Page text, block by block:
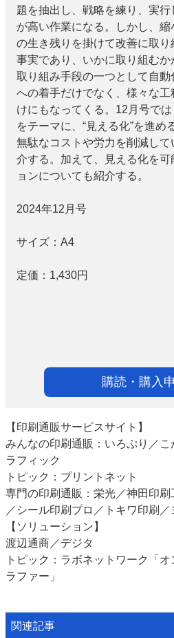
題を抽出し、戦略を練り、実
が高い作業になる。しかし、
の生き残りを掛けて改善に取
事実であり、いかに取り組む
取り組み手段の一つとして自
への着手だけでなく、様々な
けにもなってくる。12月号では
をテーマに、“見える化”を進め
無駄なコストや労力を削減し
介する。加えて、見える化を
ョンについても紹介する。
2024年12月号
サイズ： A4
定価： 1,430円
購読・購入
【印刷通販サービスサイト】
みんなの印刷通販：いろぷり／
ラフィック
トピック：プリントネット
専門の印刷通販：栄光／神田印
／シール印刷プロ／トキワ印刷／
【ソリューション】
渡辺通商／デジタ
トピック：ラボネットワーク「
ラファー」
関連記事